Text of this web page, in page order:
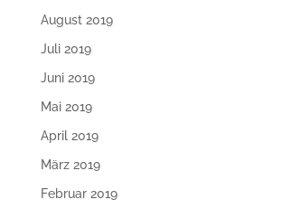
August 2019
Juli 2019
Juni 2019
Mai 2019
April 2019
März 2019
Februar 2019